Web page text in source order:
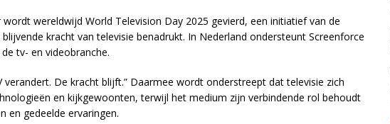
wereldwijd World Television Day 2025 gevierd, een initiatief van de
kracht van televisie benadrukt. In Nederland ondersteunt Screenforce
tv- en videobranche.
verandert. De kracht blijft.” Daarmee wordt onderstreept dat televisie zich
en kijkgewoonten, terwijl het medium zijn verbindende rol behoudt
en gedeelde ervaringen.